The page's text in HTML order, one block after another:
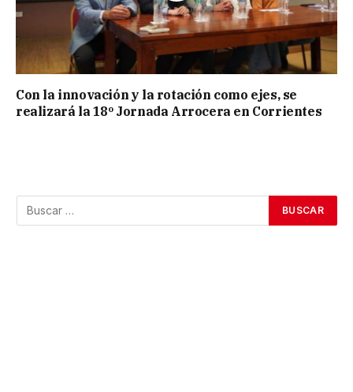
Con la innovación y la rotación como ejes, se
realizará la 18º Jornada Arrocera en Corrientes